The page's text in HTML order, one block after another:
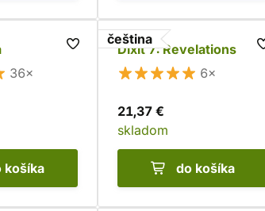
36×
košíka
čeština
Dixit 7: Revelations
6×
21,37 €
skladom
do košíka